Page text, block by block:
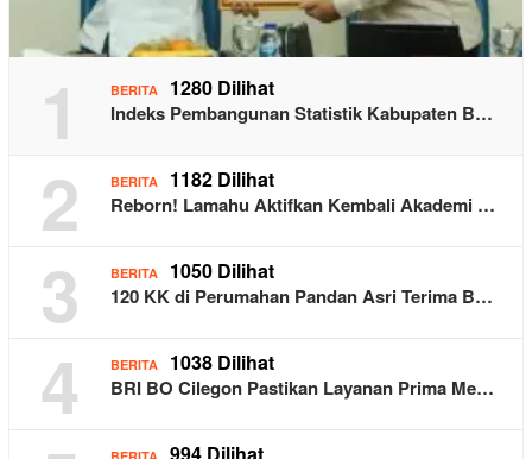
1 BERITA 1280 Dilihat
Indeks Pembangunan Statistik Kabupaten B…
2 BERITA 1182 Dilihat
Reborn! Lamahu Aktifkan Kembali Akademi …
3 BERITA 1050 Dilihat
120 KK di Perumahan Pandan Asri Terima B…
4 BERITA 1038 Dilihat
BRI BO Cilegon Pastikan Layanan Prima Me…